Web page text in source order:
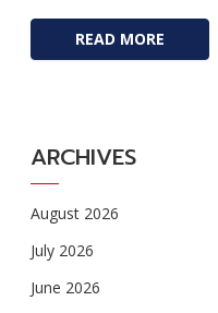
READ MORE
ARCHIVES
August 2026
July 2026
June 2026